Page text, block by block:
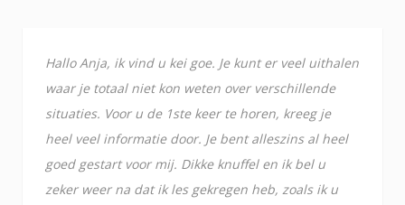
Hallo Anja, ik vind u kei goe. Je kunt er veel uithalen
waar je totaal niet kon weten over verschillende
situaties. Voor u de 1ste keer te horen, kreeg je
heel veel informatie door. Je bent alleszins al heel
goed gestart voor mij. Dikke knuffel en ik bel u
zeker weer na dat ik les gekregen heb, zoals ik u